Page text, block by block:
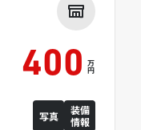
400 万
円
写真
装備
情報